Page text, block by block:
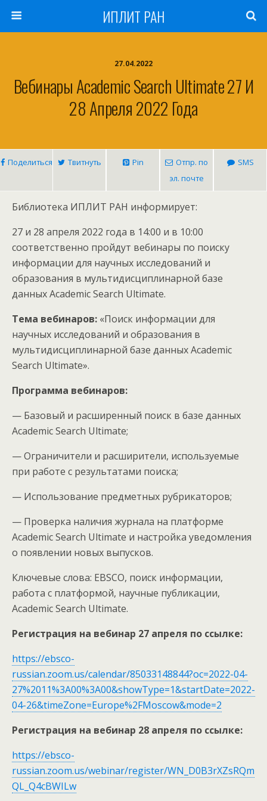
ИПЛИТ РАН
27.04.2022
Вебинары Academic Search Ultimate 27 И
28 Апреля 2022 Года
Поделиться Твитнуть Pin
Отпр. по
эл. почте
SMS
Библиотека ИПЛИТ РАН информирует:
27 и 28 апреля 2022 года в 14:00 и в 10:00
соответственно пройдут вебинары по поиску
информации для научных исследований и
образования в мультидисциплинарной базе
данных Academic Search Ultimate.
Тема вебинаров: «Поиск информации для
научных исследований и образования в
мультидисциплинарной базе данных Academic
Search Ultimate».
Программа вебинаров:
— Базовый и расширенный поиск в базе данных
Academic Search Ultimate;
— Ограничители и расширители, используемые
при работе с результатами поиска;
— Использование предметных рубрикаторов;
— Проверка наличия журнала на платформе
Academic Search Ultimate и настройка уведомления
о появлении новых выпусков.
Ключевые слова: EBSCO, поиск информации,
работа с платформой, научные публикации,
Academic Search Ultimate.
Регистрация на вебинар 27 апреля по ссылке:
https://ebsco-
russian.zoom.us/calendar/85033148844?oc=2022-04-
27%2011%3A00%3A00&showType=1&startDate=2022-
04-26&timeZone=Europe%2FMoscow&mode=2
Регистрация на вебинар 28 апреля по ссылке:
https://ebsco-
russian.zoom.us/webinar/register/WN_D0B3rXZsRQm
QL_Q4cBWILw